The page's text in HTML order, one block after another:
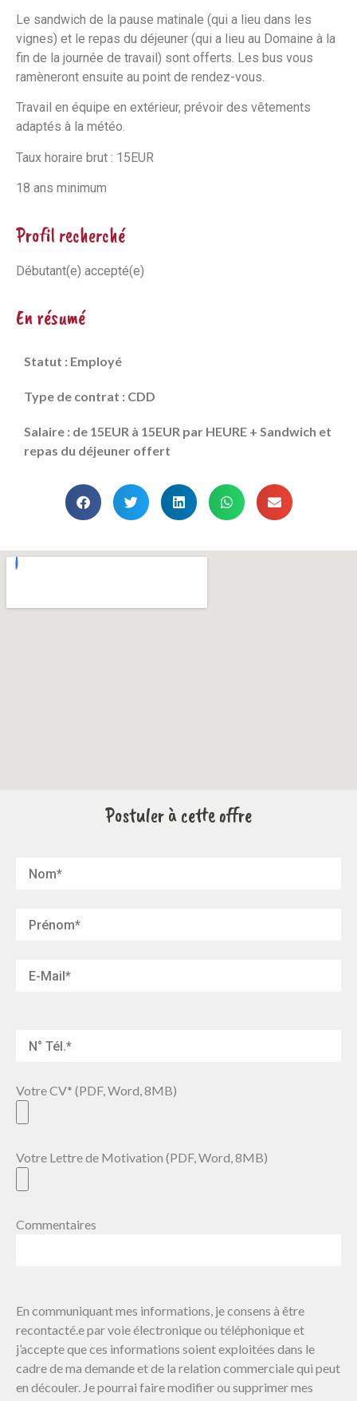
Le sandwich de la pause matinale (qui a lieu dans les
vignes) et le repas du déjeuner (qui a lieu au Domaine à la
fin de la journée de travail) sont offerts. Les bus vous
ramèneront ensuite au point de rendez-vous.
Travail en équipe en extérieur, prévoir des vêtements
adaptés à la météo.
Taux horaire brut : 15EUR
18 ans minimum
Profil recherché
Débutant(e) accepté(e)
En résumé
Statut : Employé
Type de contrat : CDD
Salaire : de 15EUR à 15EUR par HEURE + Sandwich et
repas du déjeuner offert
Postuler à cette offre
Votre CV* (PDF, Word, 8MB)
Votre Lettre de Motivation (PDF, Word, 8MB)
Commentaires
En communiquant mes informations, je consens à être
recontacté.e par voie électronique ou téléphonique et
j’accepte que ces informations soient exploitées dans le
cadre de ma demande et de la relation commerciale qui peut
en découler. Je pourrai faire modifier ou supprimer mes